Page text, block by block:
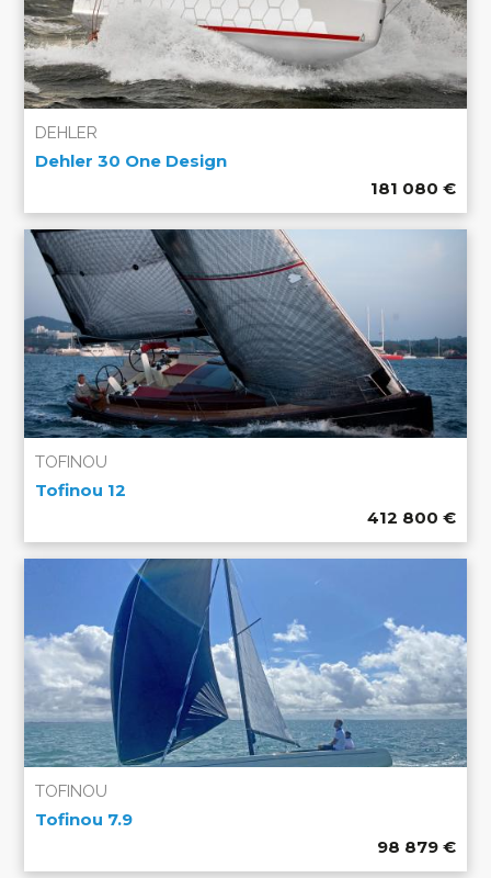
DEHLER
Dehler 30 One Design
181 080 €
TOFINOU
Tofinou 12
412 800 €
TOFINOU
Tofinou 7.9
98 879 €